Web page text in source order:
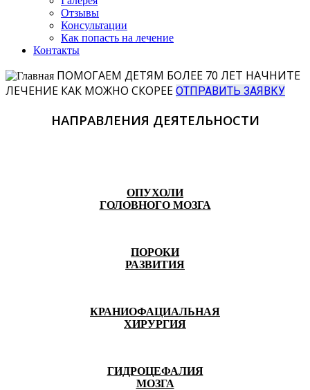
Отзывы
Консультации
Как попасть на лечение
Контакты
ПОМОГАЕМ ДЕТЯМ БОЛЕЕ 70 ЛЕТ НАЧНИТЕ
ЛЕЧЕНИЕ КАК МОЖНО СКОРЕЕ ОТПРАВИТЬ ЗАЯВКУ
НАПРАВЛЕНИЯ ДЕЯТЕЛЬНОСТИ
ОПУХОЛИ
ГОЛОВНОГО МОЗГА
ПОРОКИ
РАЗВИТИЯ
КРАНИОФАЦИАЛЬНАЯ
ХИРУРГИЯ
ГИДРОЦЕФАЛИЯ
МОЗГА